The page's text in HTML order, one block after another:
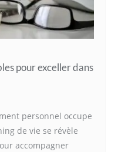
pour exceller dans
personnel occupe
de vie se révèle
accompagner